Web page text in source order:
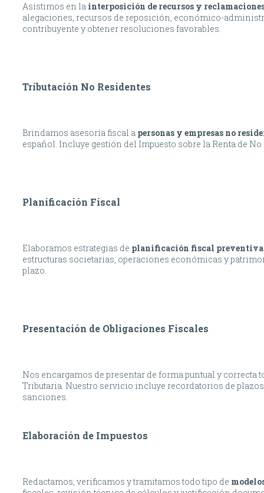
Asistimos en la interposición de recursos y
alegaciones, recursos de reposición, económico-
contribuyente y obtener resoluciones favorables.
Tributación No Residentes
Brindamos asesoría fiscal a personas y empresas no
español. Incluye gestión del Impuesto sobre la Renta de
Planificación Fiscal
Elaboramos estrategias de planificación fiscal preventiva
estructuras societarias, operaciones económicas y
plazo.
Presentación de Obligaciones Fiscales
Nos encargamos de presentar de forma puntual y correcta
Tributaria. Nuestro servicio incluye recordatorios de
sanciones.
Elaboración de Impuestos
Redactamos, verificamos y tramitamos todo tipo de